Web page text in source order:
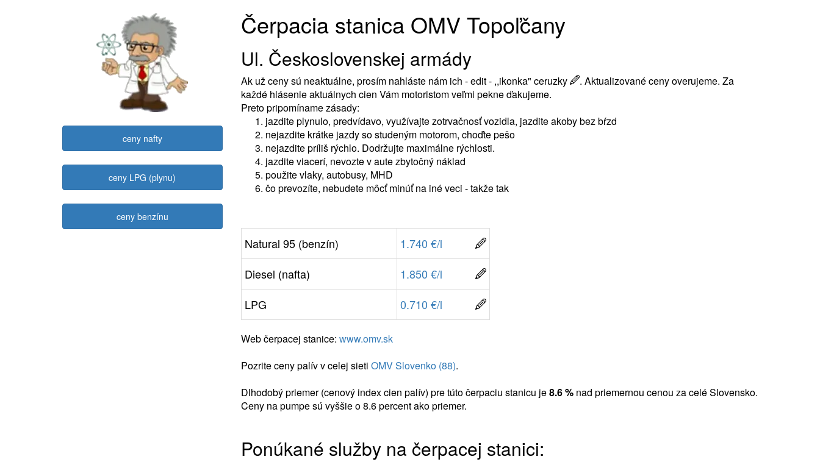
Čerpacia stanica OMV Topoľčany
Ul. Československej armády
Ak už ceny sú neaktuálne, prosím nahláste nám ich - edit - ,,ikonka" ceruzky
. Aktualizované ceny overujeme. Za
každé hlásenie aktuálnych cien Vám motoristom veľmi pekne ďakujeme.
Preto pripomíname zásady:
jazdite plynulo, predvídavo, využívajte zotrvačnosť vozidla, jazdite akoby bez bŕzd
nejazdite krátke jazdy so studeným motorom, choďte pešo
nejazdite príliš rýchlo. Dodržujte maximálne rýchlosti.
jazdite viacerí, nevozte v aute zbytočný náklad
použite vlaky, autobusy, MHD
čo prevozíte, nebudete môcť minúť na iné veci - takže tak
Natural 95 (benzín)
1.740 €/l
Diesel (nafta)
1.850 €/l
LPG
0.710 €/l
Web čerpacej stanice: www.omv.sk
Pozrite ceny palív v celej sieti OMV Slovenko (88).
Dlhodobý priemer (cenový index cien palív) pre túto čerpaciu stanicu je8.6 %nad priemernou cenou za celé Slovensko.
Ceny na pumpe sú vyššie o 8.6 percent ako priemer.
Ponúkané služby na čerpacej stanici:
ceny nafty
ceny LPG (plynu)
ceny benzínu